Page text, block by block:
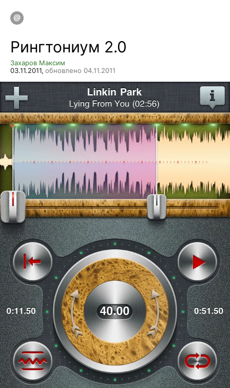
Рингтониум 2.0
Захаров Максим
03.11.2011, обновлено 04.11.2011